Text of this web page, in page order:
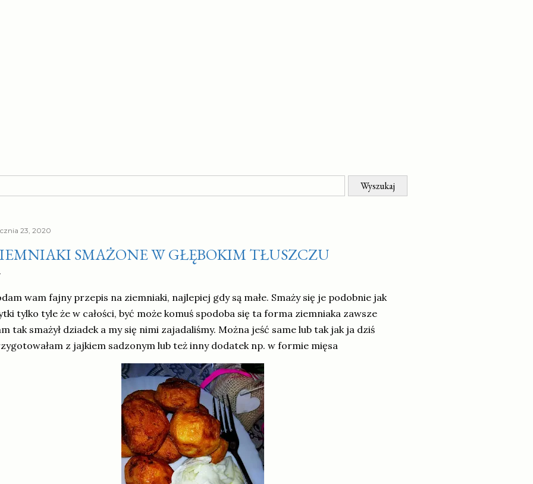
23, 2020
SMAŻONE W GŁĘBOKIM TŁUSZCZU
wam fajny przepis na ziemniaki, najlepiej gdy są małe. Smaży się je podobnie jak
tylko tyle że w całości, być może komuś spodoba się ta forma ziemniaka zawsze
tak smażył dziadek a my się nimi zajadaliśmy. Można jeść same lub tak jak ja dziś
z jajkiem sadzonym lub też inny dodatek np. w formie mięsa